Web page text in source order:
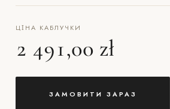
ЦІНА КАБЛУЧКИ
2 491,00 zł
ЗАМОВИТИ ЗАРАЗ